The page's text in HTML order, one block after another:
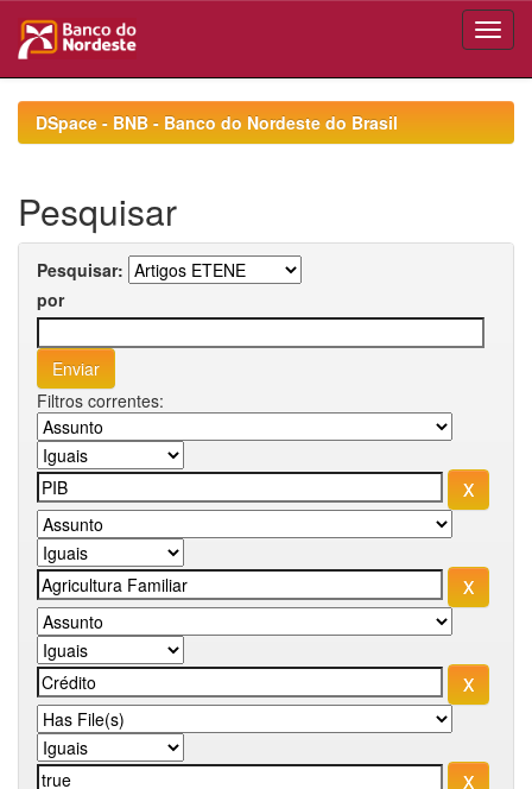
navigationDSpace - BNB - Banco do Nordeste do Brasil
Pesquisar
Pesquisar:
por
Filtros correntes: